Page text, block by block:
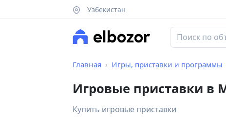
Узбекистан
Главная Игры, приставки и программы
Игровые приставки в
Купить игровые приставки